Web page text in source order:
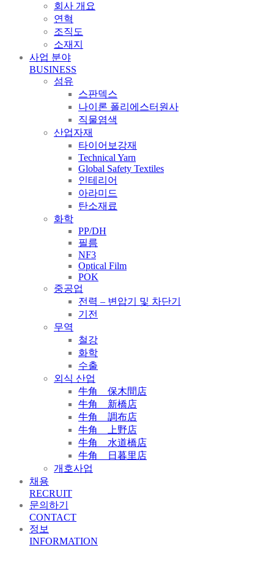
회사 개요
연혁
조직도
소재지
사업 분야
BUSINESS
섬유
스판덱스
나이론 폴리에스터원사
직물염색
산업자재
타이어보강재
Technical Yarn
Global Safety Textiles
인테리어
아라미드
탄소재료
화학
PP/DH
필름
NF3
Optical Film
POK
중공업
전력 – 변압기 및 차단기
기전
무역
철강
화학
수출
외식 산업
牛角 保木間店
牛角 新橋店
牛角 調布店
牛角 上野店
牛角 水道橋店
牛角 日暮里店
개호사업
채용
RECRUIT
문의하기
CONTACT
정보
INFORMATION